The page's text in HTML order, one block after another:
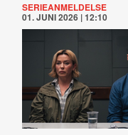
SERIEANMELDELSE
01. JUNI 2026 | 12:10